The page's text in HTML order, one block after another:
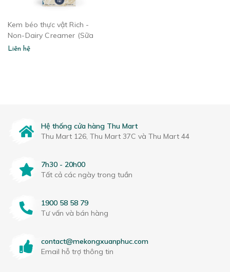
Kem béo thực vật Rich -
Non-Dairy Creamer (Sữa
lùn)
Liên hệ
Hệ thống cửa hàng Thu Mart
Thu Mart 126, Thu Mart 37C và Thu Mart 44
7h30 - 20h00
Tất cả các ngày trong tuần
1900 58 58 79
Tư vấn và bán hàng
contact@mekongxuanphuc.com
Email hỗ trợ thông tin